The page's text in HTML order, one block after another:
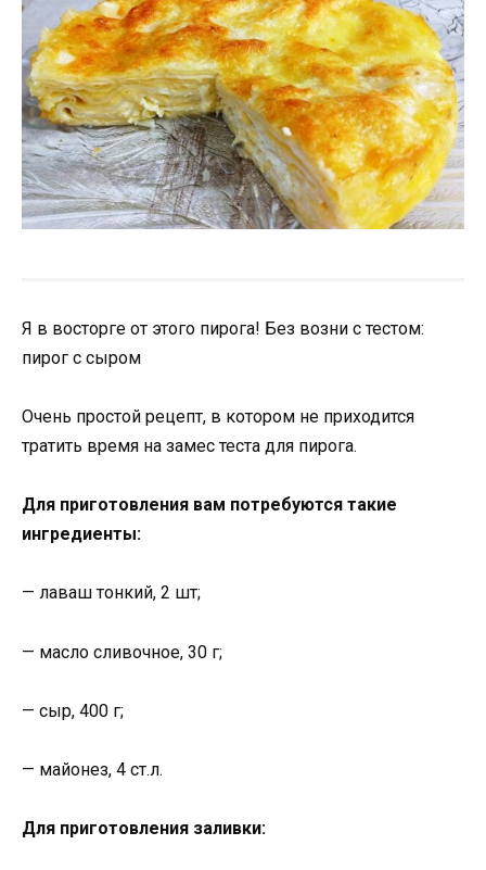
Я в восторге от этого пирога! Без возни с тестом:
пирог с сыром
Очень простой рецепт, в котором не приходится
тратить время на замес теста для пирога.
Для приготовления вам потребуются такие
ингредиенты:
— лаваш тонкий, 2 шт;
— масло сливочное, 30 г;
— сыр, 400 г;
— майонез, 4 ст.л.
Для приготовления заливки: